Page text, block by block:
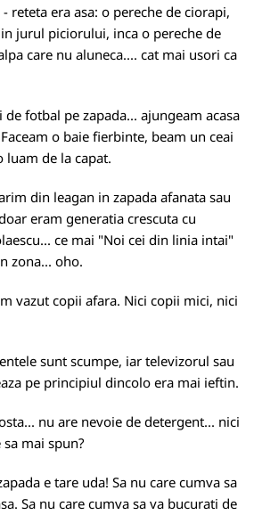
reteta era asa: o pereche de ciorapi,
jurul piciorului, inca o pereche de
care nu aluneca.... cat mai usori ca
fotbal pe zapada... ajungeam acasa
o baie fierbinte, beam un ceai
luam de la capat.
din leagan in zapada afanata sau
eram generatia crescuta cu
ce mai "Noi cei din linia intai"
zona... oho.
vazut copii afara. Nici copii mici, nici
sunt scumpe, iar televizorul sau
pe principiul dincolo era mai ieftin.
nu are nevoie de detergent... nici
mai spun?
e tare uda! Sa nu care cumva sa
Sa nu care cumva sa va bucurati de